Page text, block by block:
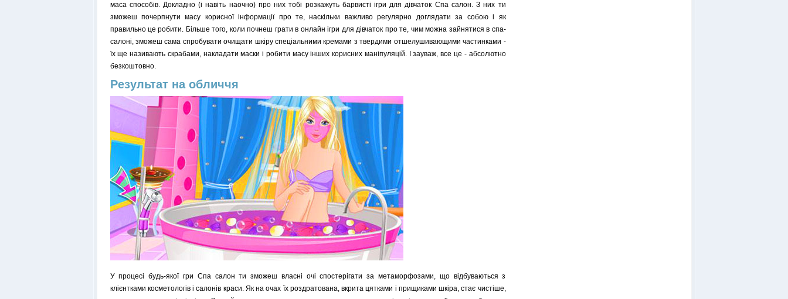
маса способів. Докладно (і навіть наочно) про них тобі розкажуть барвисті ігри для дівчаток Спа салон. З них ти
зможеш почерпнути масу корисної інформації про те, наскільки важливо регулярно доглядати за собою і як
правильно це робити. Більше того, коли почнеш грати в онлайн ігри для дівчаток про те, чим можна зайнятися в спа-
салоні, зможеш сама спробувати очищати шкіру спеціальними кремами з твердими отшелушивающими частинками -
їх ще називають скрабами, накладати маски і робити масу інших корисних маніпуляцій. І зауваж, все це - абсолютно
безкоштовно.
Результат на обличчя
У процесі будь-якої гри Спа салон ти зможеш власні очі спостерігати за метаморфозами, що відбуваються з
клієнтками косметологів і салонів краси. Як на очах їх роздратована, вкрита цятками і прищиками шкіра, стає чистіше,